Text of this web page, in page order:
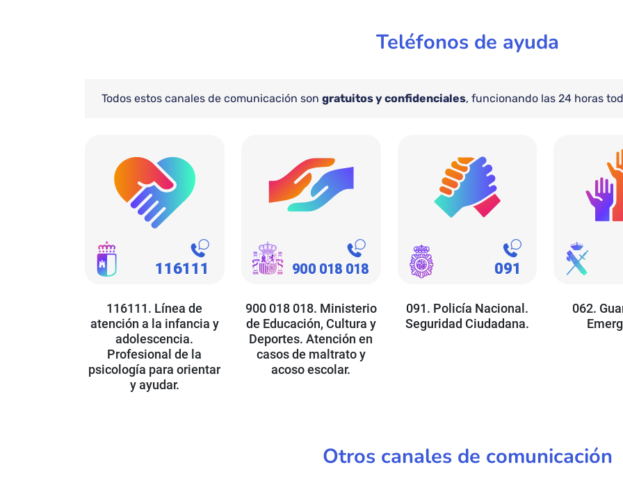
Teléfonos de ayuda
Todos estos canales de comunicación son gratuitos y confidenciales, funcionando las 24 horas
116111. Línea de
atención a la infancia y
adolescencia.
Profesional de la
psicología para orientar
y ayudar.
900 018 018. Ministerio
de Educación, Cultura y
Deportes. Atención en
casos de maltrato y
acoso escolar.
091. Policía Nacional.
Seguridad Ciudadana.
062.
Otros canales de comunicación